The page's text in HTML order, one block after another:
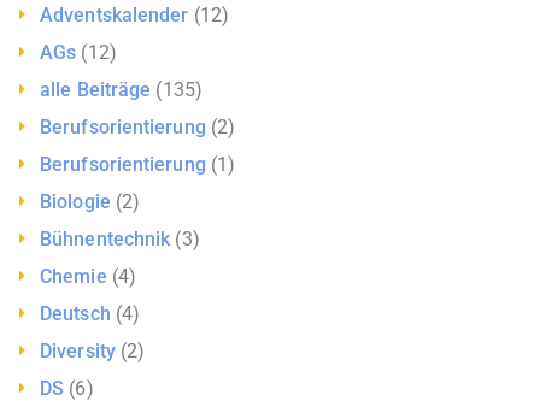
Adventskalender (12)
AGs (12)
alle Beiträge (135)
Berufsorientierung (2)
Berufsorientierung (1)
Biologie (2)
Bühnentechnik (3)
Chemie (4)
Deutsch (4)
Diversity(2)
DS (6)